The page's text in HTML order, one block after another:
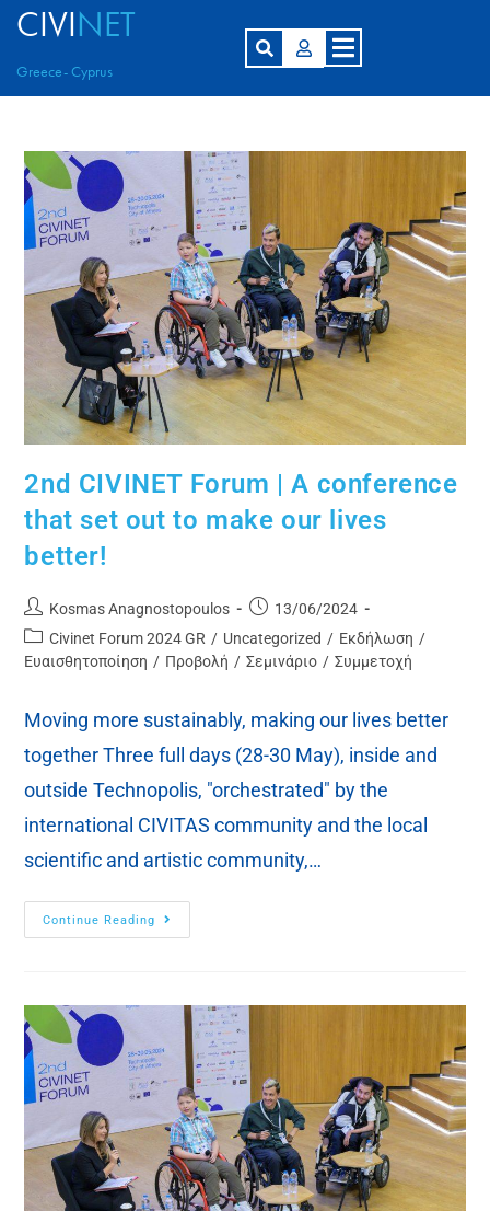
CIVINET
Greece- Cyprus
2nd CIVINET Forum | A conference
that set out to make our lives
better!
Kosmas Anagnostopoulos
13/06/2024
Civinet Forum 2024 GR / Uncategorized / Εκδήλωση /
Ευαισθητοποίηση / Προβολή / Σεμινάριο / Συμμετοχή
Moving more sustainably, making our lives better
together Three full days (28-30 May), inside and
outside Technopolis, "orchestrated" by the
international CIVITAS community and the local
scientific and artistic community,…
Continue Reading